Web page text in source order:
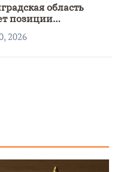
область
позиции
региона
2026